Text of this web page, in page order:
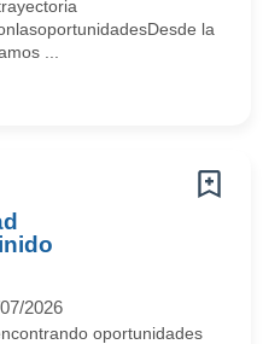
la
...
2026
oportunidades